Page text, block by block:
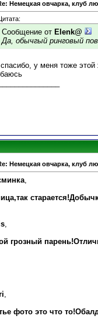
Немецкая овчарка, клуб
Цитата:
Сообщение от Elenk@
Да, обычгый ринговый
у меня тоже
Немецкая овчарка, клуб
,
,
грозный
,
фото это что